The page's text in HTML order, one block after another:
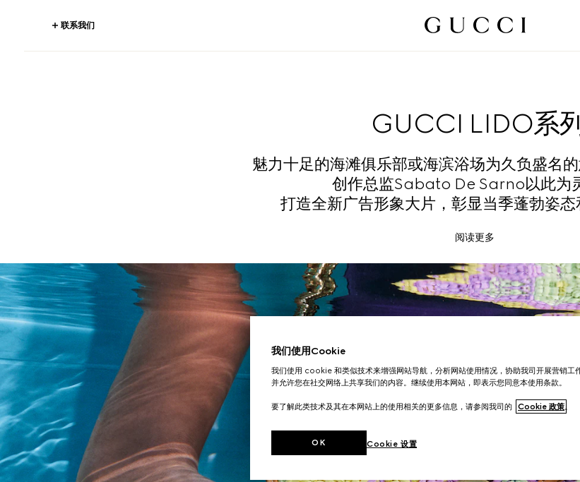
联系我们
GUCCI LIDO系
魅力十足的海滩俱乐部或海滨浴场为久负盛名
创作总监Sabato De Sarno以此为
打造全新广告形象大片，彰显当季蓬勃姿态
阅读更多
我们使用Cookie
我们使用 cookie 和类似技术来增强网站导航，分析网站使用情况，协助我司开展营销工
并允许您在社交网络上共享我们的内容。继续使用本网站，即表示您同意本使用条款。
要了解此类技术及其在本网站上的使用相关的更多信息，请参阅我司的 Cookie 政策。
Cookie 设置
OK